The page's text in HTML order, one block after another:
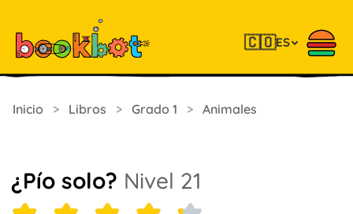
🇨🇴ES
Inicio > Libros > Grado 1 > Animales
¿Pío solo? Nivel 21